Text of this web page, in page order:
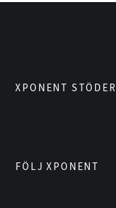
XPONENT STÖDER
FÖLJ XPONENT